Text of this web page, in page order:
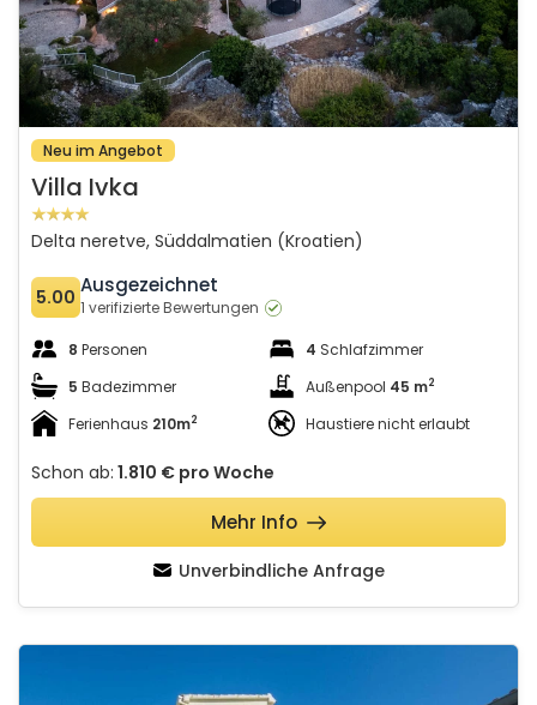
Neu im Angebot
Villa Ivka
Delta neretve, Süddalmatien (Kroatien)
5.00 Ausgezeichnet
1 verifizierte Bewertungen
8 Personen 4 Schlafzimmer
5 Badezimmer Außenpool 45 m2
Ferienhaus 210m2 Haustiere nicht erlaubt
Schon ab: 1.810 € pro Woche
Unverbindliche Anfrage
Mehr Info